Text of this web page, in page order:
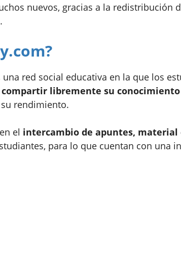
nuevos, gracias a la redistribución
red social educativa en la que los
compartir libremente su conocimiento
rendimiento.
el intercambio de apuntes, material
para lo que cuentan con una